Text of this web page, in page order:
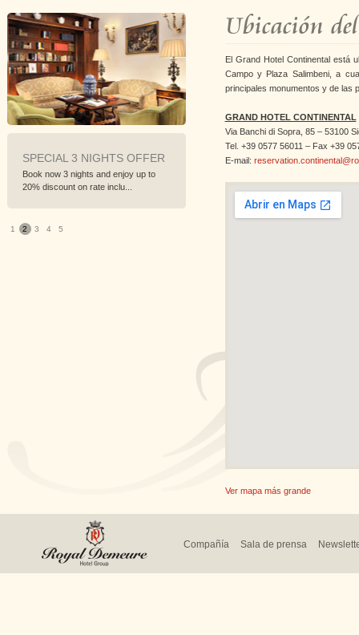
3 NIGHTS OFFER
3 nights and enjoy up to
on rate inclu...
PREPAY AND SAVE
Advanced prepayment non refundable
1 2 3 4 5
Ubicación
El Grand Hotel Continental está
Campo y Plaza Salimbeni, a
principales monumentos y de las
GRAND HOTEL CONTINENTAL
Via Banchi di Sopra, 85 – 53100
Tel. +39 0577 56011 – Fax +39
E-mail:
Ver mapa más grande
Compañía Sala de prensa